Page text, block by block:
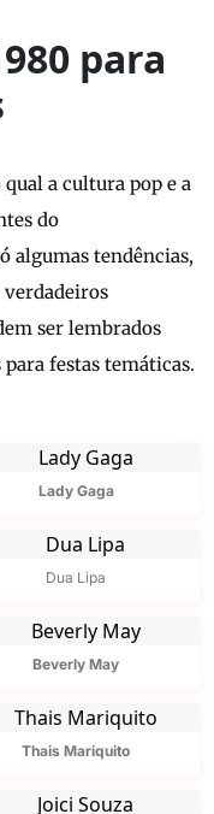
para
a cultura pop e a
do
algumas tendências,
ser lembrados
festas temáticas.
Lady Gaga
Dua Lipa
Beverly May
Thais Mariquito